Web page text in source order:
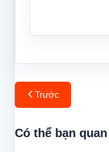
Điều
hướng
bài
Trước
Có thể bạn